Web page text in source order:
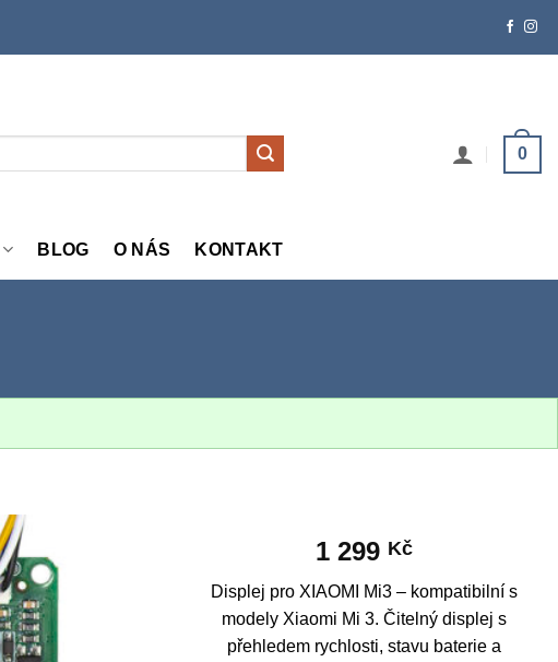
0
BLOG O NÁS KONTAKT
1 299 Kč
Displej pro XIAOMI Mi3 – kompatibilní s
modely Xiaomi Mi 3. Čitelný displej s
přehledem rychlosti, stavu baterie a